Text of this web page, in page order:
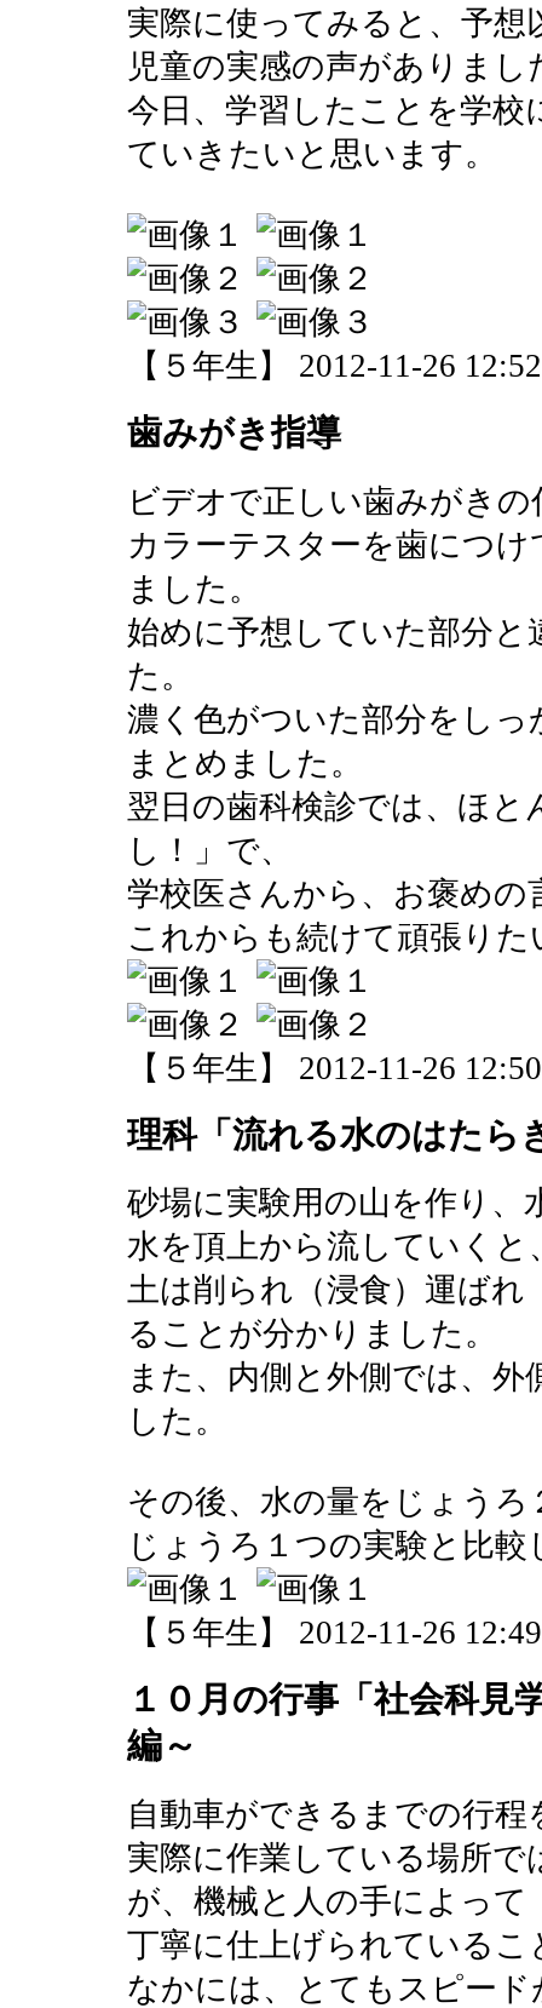
実際に使ってみると、予
児童の実感の声がありまし
今日、学習したことを学校
ていきたいと思います。
【５年生】 2012-11-26
歯みがき指導
ビデオで正しい歯みがき
カラーテスターを歯につ
ました。
始めに予想していた部分
た。
濃く色がついた部分をし
まとめました。
翌日の歯科検診では、ほと
し！」で、
学校医さんから、お褒め
これからも続けて頑張りた
【５年生】 2012-11-26
理科「流れる水のはたら
砂場に実験用の山を作り、
水を頂上から流していくと
土は削られ（浸食）運ばれ
ることが分かりました。
また、内側と外側では、
した。
その後、水の量をじょう
じょうろ１つの実験と比
【５年生】 2012-11-26
１０月の行事「社会科見
編～
自動車ができるまでの行程
実際に作業している場所で
が、機械と人の手によって
丁寧に仕上げられている
なかには、とてもスピー